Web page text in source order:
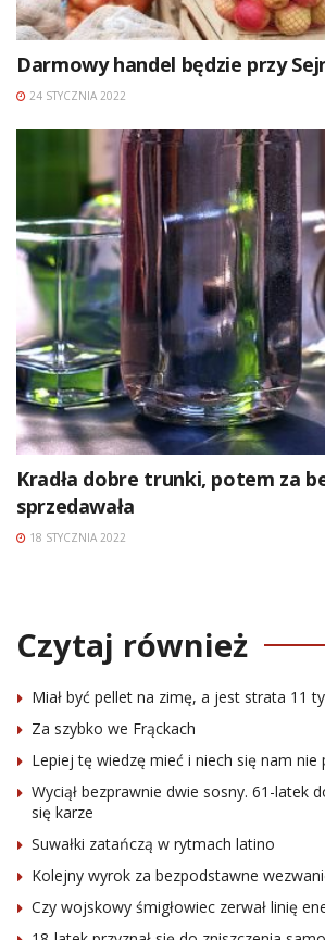
Darmowy handel będzie przy
24 STYCZNIA 2022
Kradła dobre trunki, potem za
sprzedawała
18 STYCZNIA 2022
Czytaj również
Miał być pellet na zimę, a jest strata 11
Za szybko we Frąckach
Lepiej tę wiedzę mieć i niech się nam nie
Wyciął bezprawnie dwie sosny. 61-latek
się karze
Suwałki zatańczą w rytmach latino
Kolejny wyrok za bezpodstawne
Czy wojskowy śmigłowiec zerwał linię